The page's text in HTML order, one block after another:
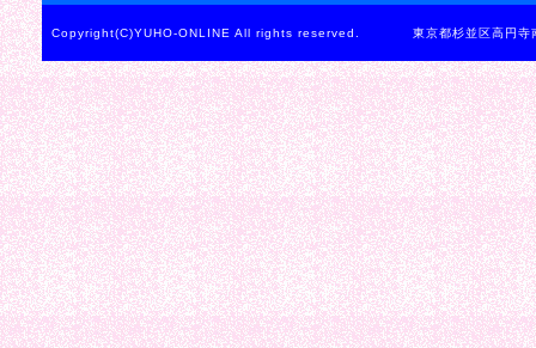
Copyright(C)YUHO-ONLINE All rights reserved. 東京都杉並区高円寺